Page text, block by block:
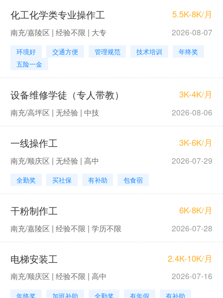
化工化学类专业操作工 5.5K-8K/月
南充/嘉陵区 | 经验不限 | 大专 2026-08-07
环境好 交通方便 管理规范 技术培训
年终奖
五险一金
设备维修学徒（专人带教） 3K-4K/月
南充/高坪区 | 无经验 | 中技 2026-08-06
一线操作工 3K-6K/月
南充/顺庆区 | 无经验 | 高中 2026-07-29
全勤奖 买社保 有补助 包食宿
干粉制作工 6K-8K/月
南充/嘉陵区 | 经验不限 | 学历不限 2026-07-28
电梯安装工 2.4K-10K/月
南充/顺庆区 | 经验不限 | 高中 2026-07-16
年终奖 加班补助 全勤奖 有年假
有补助